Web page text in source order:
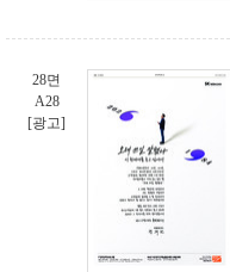
28면
A28
[광고]